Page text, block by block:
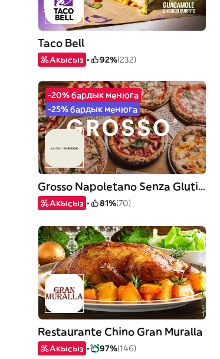
Taco Bell
Акысыз 92%(232)
-20% бардык менюга
-25% бардык менюга
Grosso Napoletano Senza Glutine
Акысыз 81%(70)
Restaurante Chino Gran Muralla
Акысыз 97%(146)